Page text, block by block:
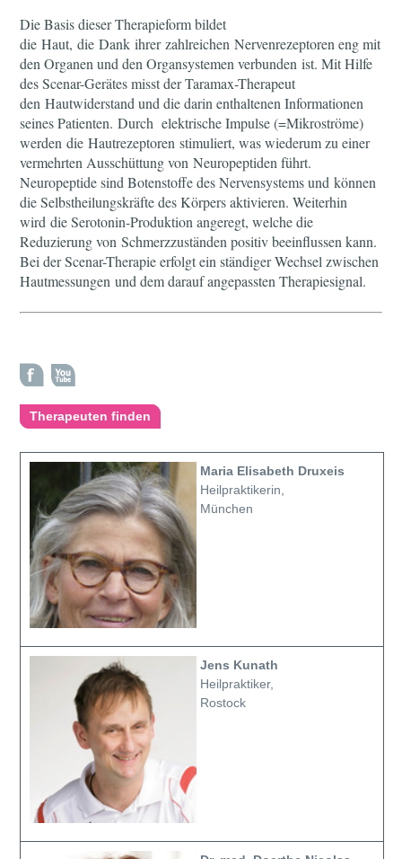
Die Basis dieser Therapieform bildet
die Haut, die Dank ihrer zahlreichen Nervenrezeptoren eng mit
den Organen und den Organsystemen verbunden ist. Mit Hilfe
des Scenar-Gerätes misst der Taramax-Therapeut
den Hautwiderstand und die darin enthaltenen Informationen
seines Patienten. Durch elektrische Impulse (=Mikroströme)
werden die Hautrezeptoren stimuliert, was wiederum zu einer
vermehrten Ausschüttung von Neuropeptiden führt.
Neuropeptide sind Botenstoffe des Nervensystems und können
die Selbstheilungskräfte des Körpers aktivieren. Weiterhin
wird die Serotonin-Produktion angeregt, welche die
Reduzierung von Schmerzzuständen positiv beeinflussen kann.
Bei der Scenar-Therapie erfolgt ein ständiger Wechsel zwischen
Hautmessungen und dem darauf angepassten Therapiesignal.
Therapeuten finden
Maria Elisabeth Druxeis
Heilpraktikerin,
München
Jens Kunath
Heilpraktiker,
Rostock